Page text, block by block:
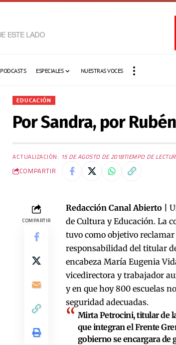
PODCASTS ESPECIALES NUESTRAS VOCES
EDUCACIÓN
Por Sandra, por
ACTUALIZACIÓN: 15 DE AGOSTO DE 2018TIEMPO DE
COMPARTIR
COMPARTIR
Redacción Canal Abierto |
de Cultura y Educación. La
tuvo como objetivo
responsabilidad del titular
encabeza María Eugenia
vicedirectora y trabajador
y en que hoy 800 escuelas
seguridad adecuadas.
Mirta Petrocini, titular de
que integran el Frente
gobierno se encargara de